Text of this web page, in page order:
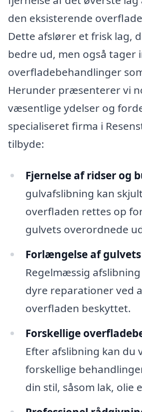
den eksisterende
Dette afslører et frisk lag,
bedre ud, men også tager
overfladebehandlinger
Herunder præsenterer vi
væsentlige ydelser og
specialiseret firma i
tilbyde:
Fjernelse af ridser og
gulvafslibning kan
overfladen rettes op
gulvets overordnede
Forlængelse af
Regelmæssig
dyre reparationer ved
overfladen beskyttet.
Forskellige
Efter afslibning kan du
forskellige
din stil, såsom lak, olie